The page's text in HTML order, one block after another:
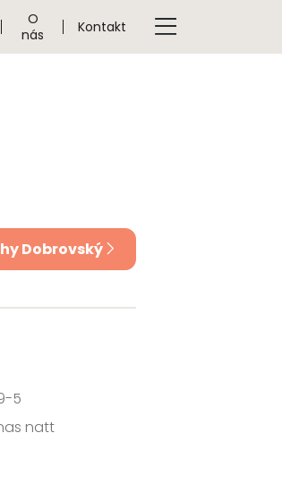
O
nás
Kontakt
Dobrovský
5
natt